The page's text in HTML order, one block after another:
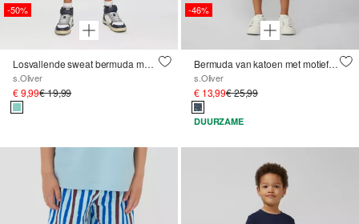
-50%
Losvallende sweat bermuda met all-over print
s.Oliver
€ 9,99€ 19,99
-46%
Bermuda van katoen met motief en linnen look
s.Oliver
€ 13,99€ 25,99
DUURZAME